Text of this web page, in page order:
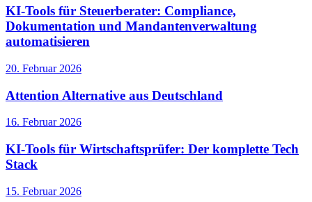
KI-Tools für Steuerberater: Compliance,
Dokumentation und Mandantenverwaltung
automatisieren
20. Februar 2026
Attention Alternative aus Deutschland
16. Februar 2026
KI-Tools für Wirtschaftsprüfer: Der komplette Tech
Stack
15. Februar 2026